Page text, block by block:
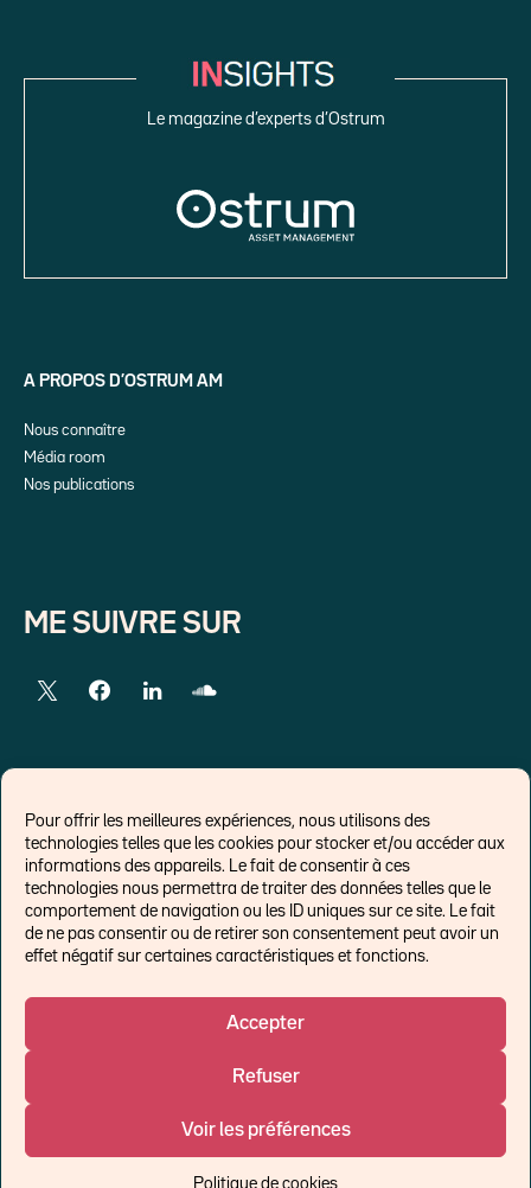
Pour offrir les meilleures expériences, nous utilisons des
technologies telles que les cookies pour stocker et/ou accéder aux
informations des appareils. Le fait de consentir à ces
technologies nous permettra de traiter des données telles que le
comportement de navigation ou les ID uniques sur ce site. Le fait
de ne pas consentir ou de retirer son consentement peut avoir un
effet négatif sur certaines caractéristiques et fonctions.
Accepter
Refuser
Voir les préférences
Politique de cookies
Le magazine d’experts d’Ostrum
A PROPOS D’OSTRUM AM
Nous connaître
Média room
Nos publications
ME SUIVRE SUR
LIENS EXTERNES
Chroniques pour Forbes
Economistes
Think tank
Politique de cookies (UE)
Un affilié de :